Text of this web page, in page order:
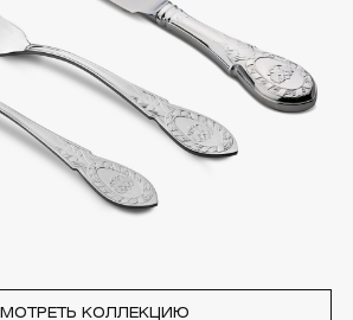
от воздействия влаги, необходимо
Также высокую влажность плохо
малахит и янтарь.
рекомендуют чистить украшения не
месяц, а также регулярно протирать их
салфеткой.
КОЛЛЕКЦИЮ